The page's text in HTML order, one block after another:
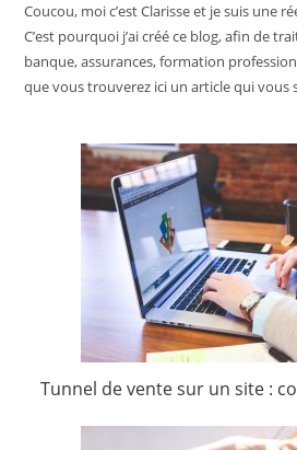
Coucou, moi c’est Clarisse et je suis une
C’est pourquoi j’ai créé ce blog, afin de
banque, assurances, formation
que vous trouverez ici un article qui vous
Tunnel de vente sur un site :